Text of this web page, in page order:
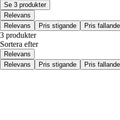
Se 3 produkter
Relevans
Relevans
Pris stigande Pris fallande
3 produkter
Sortera efter
Relevans
Relevans
Pris stigande Pris fallande